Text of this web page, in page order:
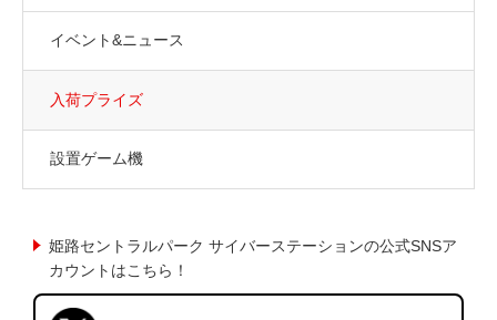
イベント&ニュース
入荷プライズ
設置ゲーム機
姫路セントラルパーク サイバーステーションの公式SNSア
カウントはこちら！